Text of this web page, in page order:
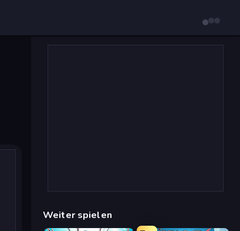
Weiter spielen